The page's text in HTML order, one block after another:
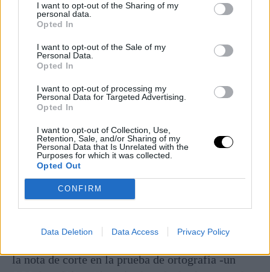
I want to opt-out of the Sharing of my
personal data.
Opted In
I want to opt-out of the Sale of my
Personal Data.
Opted In
I want to opt-out of processing my
Personal Data for Targeted Advertising.
Opted In
I want to opt-out of Collection, Use,
Retention, Sale, and/or Sharing of my
Personal Data that Is Unrelated with the
Purposes for which it was collected.
Opted Out
CONFIRM
Data Deletion Data Access Privacy Policy
para informar del balance de las amenazas
Fuente de polémica año tras año, el Ministerio del
prueba de selecciónen el acceso al Cuerpo
Nacional, si bien se podrán incorporar contenidos
relacionados con aquélla en el ejercicio de
conocimientos. La medida tendrá efecto a partir
de la próxima convocatoria.
Subida de la nota de corte
A lo que no accede el TSJM es a estimar el otro
la nota de corte en la prueba de ortografía -un